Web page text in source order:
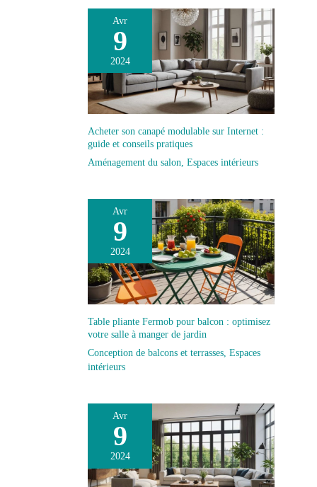
Avr
9
2024
Acheter son canapé modulable sur Internet :
guide et conseils pratiques
Aménagement du salon, Espaces intérieurs
Avr
9
2024
Table pliante Fermob pour balcon : optimisez
votre salle à manger de jardin
Conception de balcons et terrasses, Espaces
intérieurs
Avr
9
2024